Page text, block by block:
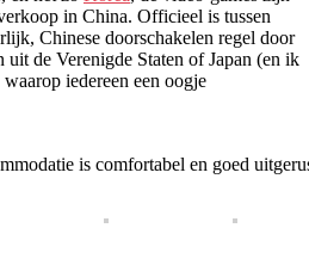
in China. Officieel is tussen
Chinese doorschakelen regel door
uit de Verenigde Staten of Japan (en ik
iedereen een oogje
is comfortabel en goed